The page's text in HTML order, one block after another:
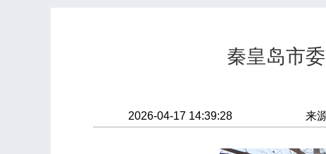
秦皇岛市
2026-04-17 14:39:28 来